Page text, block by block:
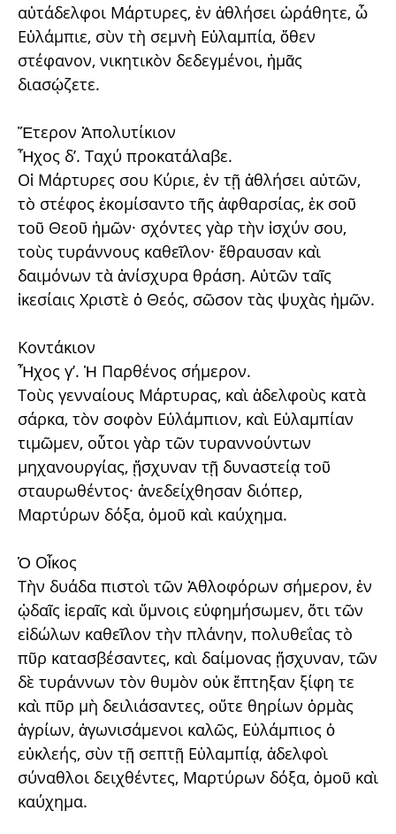
αὐτάδελφοι Μάρτυρες, ἐν ἀθλήσει ὠράθητε, ὦ
Εὐλάμπιε, σὺν τὴ σεμνὴ Εὐλαμπία, ὅθεν
στέφανον, νικητικὸν δεδεγμένοι, ἠμᾶς
διασῴζετε.
Ἕτερον Ἀπολυτίκιον
Ἦχος δ’. Ταχύ προκατάλαβε.
Οἱ Μάρτυρες σου Κύριε, ἐν τῇ ἀθλήσει αὐτῶν,
τὸ στέφος ἐκομίσαντο τῆς ἀφθαρσίας, ἐκ σοῦ
τοῦ Θεοῦ ἡμῶν· σχόντες γὰρ τὴν ἰσχύν σου,
τοὺς τυράννους καθεῖλον· ἔθραυσαν καὶ
δαιμόνων τὰ ἀνίσχυρα θράση. Αὐτῶν ταῖς
ἱκεσίαις Χριστὲ ὁ Θεός, σῶσον τὰς ψυχὰς ἡμῶν.
Κοντάκιον
Ἦχος γ’. Ἡ Παρθένος σήμερον.
Τοὺς γενναίους Μάρτυρας, καὶ ἀδελφοὺς κατὰ
σάρκα, τὸν σοφὸν Εὐλάμπιον, καὶ Εὐλαμπίαν
τιμῶμεν, οὗτοι γὰρ τῶν τυραννούντων
μηχανουργίας, ᾔσχυναν τῇ δυναστείᾳ τοῦ
σταυρωθέντος· ἀνεδείχθησαν διόπερ,
Μαρτύρων δόξα, ὁμοῦ καὶ καύχημα.
Ὁ Οἶκος
Τὴν δυάδα πιστοὶ τῶν Ἀθλοφόρων σήμερον, ἐν
ᾠδαῖς ἱεραῖς καὶ ὕμνοις εὐφημήσωμεν, ὅτι τῶν
εἰδώλων καθεῖλον τὴν πλάνην, πολυθεΐας τὸ
πῦρ κατασβέσαντες, καὶ δαίμονας ᾔσχυναν, τῶν
δὲ τυράννων τὸν θυμὸν οὐκ ἔπτηξαν ξίφη τε
καὶ πῦρ μὴ δειλιάσαντες, οὔτε θηρίων ὁρμὰς
ἀγρίων, ἀγωνισάμενοι καλῶς, Εὐλάμπιος ὁ
εὐκλεής, σὺν τῇ σεπτῇ Εὐλαμπίᾳ, ἀδελφοὶ
σύναθλοι δειχθέντες, Μαρτύρων δόξα, ὁμοῦ καὶ
καύχημα.